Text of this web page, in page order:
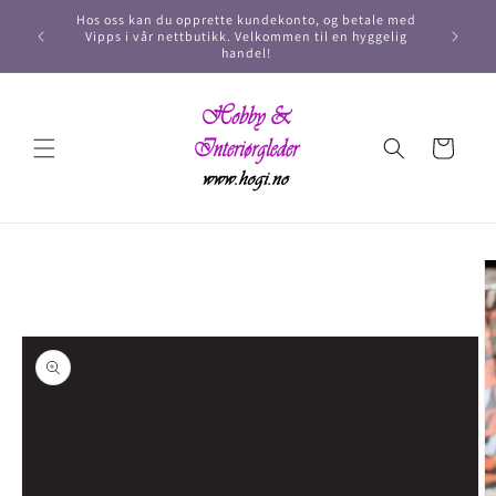
Hos oss kan du opprette kundekonto, og betale med
Vipps i vår nettbutikk. Velkommen til en hyggelig
handel!
Handlekurv